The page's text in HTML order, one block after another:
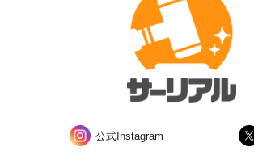
公式Instagram